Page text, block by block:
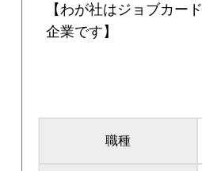
【わが社はジョブカー
企業です】
職種